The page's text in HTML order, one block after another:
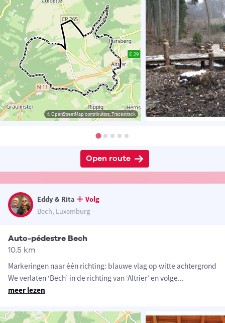
© OpenStreetMap contributors, Tracestrack
Open route
Eddy & Rita
Volg
Bech, Luxemburg
Auto-pédestre Bech
10.5 km
Markeringen naar één richting: blauwe vlag op witte achtergrond
We verlaten ‘Bech’ in de richting van ‘Altrier’ en volge...
meer lezen